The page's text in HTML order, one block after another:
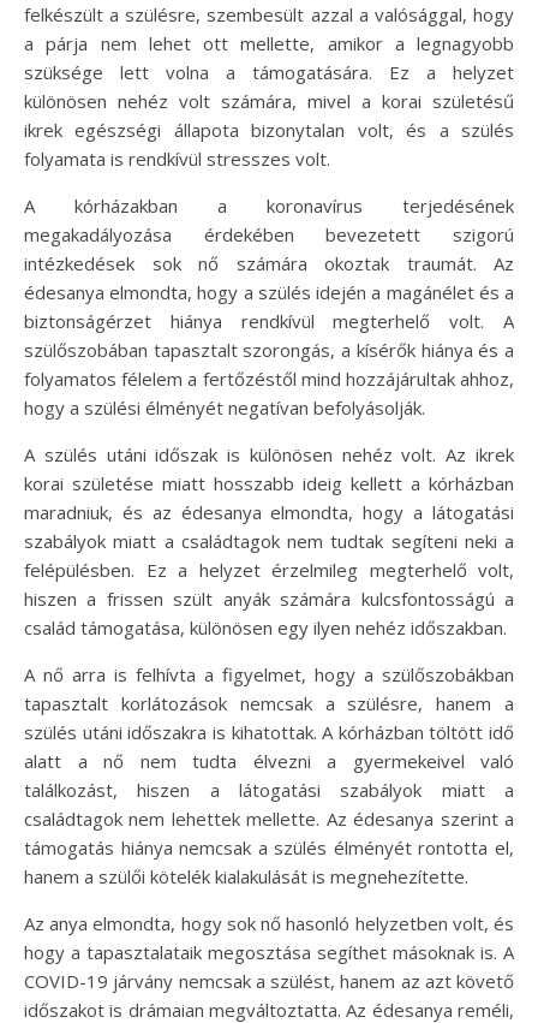
felkészült a szülésre, szembesült azzal a valósággal, hogy
a párja nem lehet ott mellette, amikor a legnagyobb
szüksége lett volna a támogatására. Ez a helyzet
különösen nehéz volt számára, mivel a korai születésű
ikrek egészségi állapota bizonytalan volt, és a szülés
folyamata is rendkívül stresszes volt.
A kórházakban a koronavírus terjedésének
megakadályozása érdekében bevezetett szigorú
intézkedések sok nő számára okoztak traumát. Az
édesanya elmondta, hogy a szülés idején a magánélet és a
biztonságérzet hiánya rendkívül megterhelő volt. A
szülőszobában tapasztalt szorongás, a kísérők hiánya és a
folyamatos félelem a fertőzéstől mind hozzájárultak ahhoz,
hogy a szülési élményét negatívan befolyásolják.
A szülés utáni időszak is különösen nehéz volt. Az ikrek
korai születése miatt hosszabb ideig kellett a kórházban
maradniuk, és az édesanya elmondta, hogy a látogatási
szabályok miatt a családtagok nem tudtak segíteni neki a
felépülésben. Ez a helyzet érzelmileg megterhelő volt,
hiszen a frissen szült anyák számára kulcsfontosságú a
család támogatása, különösen egy ilyen nehéz időszakban.
A nő arra is felhívta a figyelmet, hogy a szülőszobákban
tapasztalt korlátozások nemcsak a szülésre, hanem a
szülés utáni időszakra is kihatottak. A kórházban töltött idő
alatt a nő nem tudta élvezni a gyermekeivel való
találkozást, hiszen a látogatási szabályok miatt a
családtagok nem lehettek mellette. Az édesanya szerint a
támogatás hiánya nemcsak a szülés élményét rontotta el,
hanem a szülői kötelék kialakulását is megnehezítette.
Az anya elmondta, hogy sok nő hasonló helyzetben volt, és
hogy a tapasztalataik megosztása segíthet másoknak is. A
COVID-19 járvány nemcsak a szülést, hanem az azt követő
időszakot is drámaian megváltoztatta. Az édesanya reméli,